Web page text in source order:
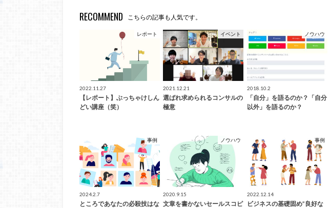
RECOMMEND こちらの記事も人気です。
レポート
2022.11.27
【レポート】ぶっちゃけしん
どい講座（笑）
イベント
2021.12.21
選ばれ求められるコンサルの
極意
ノウハウ
2018.10.2
「自分」を語るのか？「自分
以外」を語るのか？
事例
2024.2.7
ところであなたの必殺技はな
ノウハウ
2020.9.15
文章を書かないセールスコピ
事例
2022.12.14
ビジネスの基礎固め”良好な